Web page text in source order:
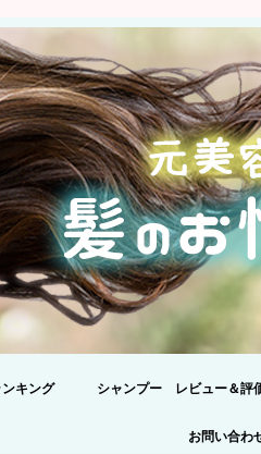
キング シャンプー レビュー＆評
【2024】髪のプロが301品
シャンプー比較！お問い合わ